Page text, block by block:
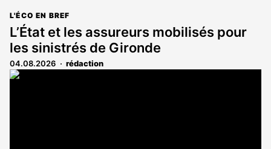
L'ÉCO EN BREF
L’État et les assureurs mobilisés pour
les sinistrés de Gironde
04.08.2026 rédaction